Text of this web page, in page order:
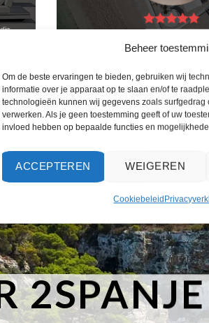
Beheer
Om de beste ervaringen te bieden, gebruiken wij
informatie over je apparaat op te slaan en/of te
technologieën kunnen wij gegevens zoals surfgedrag
verwerken. Als je geen toestemming geeft of uw
invloed hebben op bepaalde functies en
ACCEPTEREN WEIGEREN
Cookiebeleid
Het boekingsproces was eenvoudig,
was behulpzaam en de prijs was
Kiki Kampen /
2SPANJE